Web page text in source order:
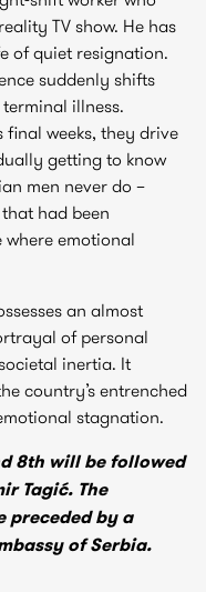
TV show. He has
of quiet resignation.
suddenly shifts
illness.
weeks, they drive
getting to know
men never do –
had been
where emotional
an almost
of personal
inertia. It
country’s entrenched
stagnation.
8th will be followed
Tagić. The
preceded by a
of Serbia.